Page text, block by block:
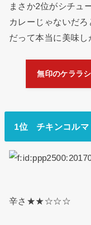
まさか2位がシチュ
カレーじゃないだ
だって本当に美味し
無印のケララ
1位 チキンコルマ
辛さ★★☆☆☆